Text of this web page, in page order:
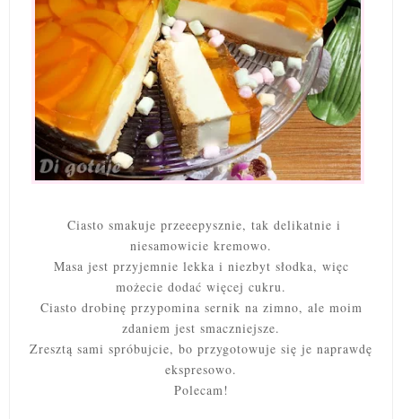
Ciasto smakuje przeeepysznie, tak delikatnie i
niesamowicie kremowo.
Masa jest przyjemnie lekka i niezbyt słodka, więc
możecie dodać więcej cukru.
Ciasto drobinę przypomina sernik na zimno, ale moim
zdaniem jest smaczniejsze.
Zresztą sami spróbujcie, bo przygotowuje się je naprawdę
ekspresowo.
Polecam!